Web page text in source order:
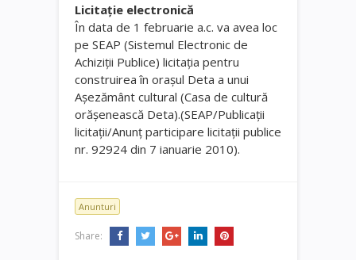
Licitaţie electronică
În data de 1 februarie a.c. va avea loc
pe SEAP (Sistemul Electronic de
Achiziţii Publice) licitaţia pentru
construirea în oraşul Deta a unui
Aşezământ cultural (Casa de cultură
orăşenească Deta).(SEAP/Publicaţii
licitaţii/Anunţ participare licitaţii publice
nr. 92924 din 7 ianuarie 2010).
Anunturi
Share: